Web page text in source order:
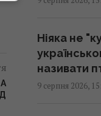
Окупанти
на штурм
захистом
Ніяка не
називати
9 серпня 2026,